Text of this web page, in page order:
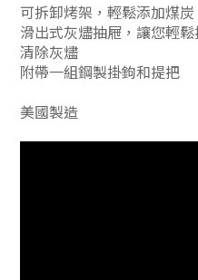
可拆卸烤架，輕鬆添加煤炭
滑出式灰燼抽屜，讓您輕
清除灰燼
附帶一組鋼製掛鉤和提把
美國製造